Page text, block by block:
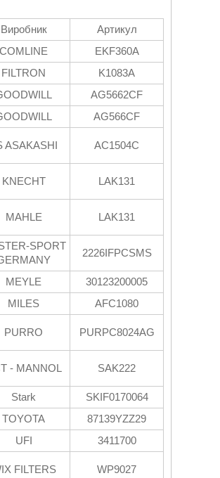
Виробник
Артикул
COMLINE
EKF360A
FILTRON
K1083A
AG5662CF
AG566CF
ASAKASHI AC1504C
KNECHT LAK131
MAHLE LAK131
SPORT
2226IFPCSMS
MEYLE
30123200005
MILES
AFC1080
PURRO PURPC8024AG
- MANNOL SAK222
Stark
SKIF0170064
TOYOTA
87139YZZ29
UFI
3411700
FILTERS WP9027